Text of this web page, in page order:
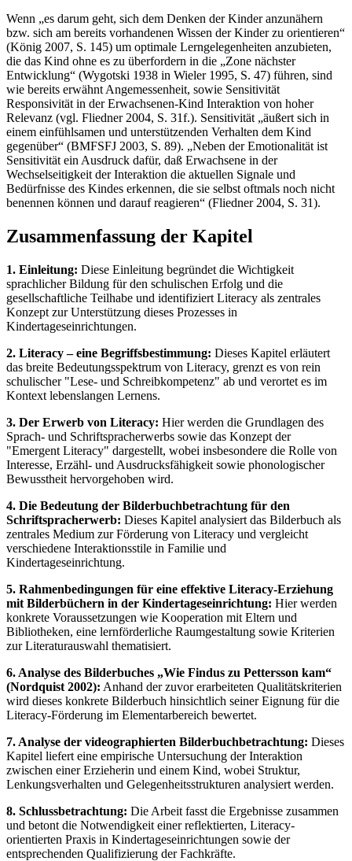
Wenn „es darum geht, sich dem Denken der Kinder anzunähern
bzw. sich am bereits vorhandenen Wissen der Kinder zu orientieren“
(König 2007, S. 145) um optimale Lerngelegenheiten anzubieten,
die das Kind ohne es zu überfordern in die „Zone nächster
Entwicklung“ (Wygotski 1938 in Wieler 1995, S. 47) führen, sind
wie bereits erwähnt Angemessenheit, sowie Sensitivität
Responsivität in der Erwachsenen-Kind Interaktion von hoher
Relevanz (vgl. Fliedner 2004, S. 31f.). Sensitivität „äußert sich in
einem einfühlsamen und unterstützenden Verhalten dem Kind
gegenüber“ (BMFSFJ 2003, S. 89). „Neben der Emotionalität ist
Sensitivität ein Ausdruck dafür, daß Erwachsene in der
Wechselseitigkeit der Interaktion die aktuellen Signale und
Bedürfnisse des Kindes erkennen, die sie selbst oftmals noch nicht
benennen können und darauf reagieren“ (Fliedner 2004, S. 31).
Zusammenfassung der Kapitel
1. Einleitung: Diese Einleitung begründet die Wichtigkeit
sprachlicher Bildung für den schulischen Erfolg und die
gesellschaftliche Teilhabe und identifiziert Literacy als zentrales
Konzept zur Unterstützung dieses Prozesses in
Kindertageseinrichtungen.
2. Literacy – eine Begriffsbestimmung: Dieses Kapitel erläutert
das breite Bedeutungsspektrum von Literacy, grenzt es von rein
schulischer "Lese- und Schreibkompetenz" ab und verortet es im
Kontext lebenslangen Lernens.
3. Der Erwerb von Literacy: Hier werden die Grundlagen des
Sprach- und Schriftspracherwerbs sowie das Konzept der
"Emergent Literacy" dargestellt, wobei insbesondere die Rolle von
Interesse, Erzähl- und Ausdrucksfähigkeit sowie phonologischer
Bewusstheit hervorgehoben wird.
4. Die Bedeutung der Bilderbuchbetrachtung für den
Schriftspracherwerb: Dieses Kapitel analysiert das Bilderbuch als
zentrales Medium zur Förderung von Literacy und vergleicht
verschiedene Interaktionsstile in Familie und
Kindertageseinrichtung.
5. Rahmenbedingungen für eine effektive Literacy-Erziehung
mit Bilderbüchern in der Kindertageseinrichtung: Hier werden
konkrete Voraussetzungen wie Kooperation mit Eltern und
Bibliotheken, eine lernförderliche Raumgestaltung sowie Kriterien
zur Literaturauswahl thematisiert.
6. Analyse des Bilderbuches „Wie Findus zu Pettersson kam“
(Nordquist 2002): Anhand der zuvor erarbeiteten Qualitätskriterien
wird dieses konkrete Bilderbuch hinsichtlich seiner Eignung für die
Literacy-Förderung im Elementarbereich bewertet.
7. Analyse der videographierten Bilderbuchbetrachtung: Dieses
Kapitel liefert eine empirische Untersuchung der Interaktion
zwischen einer Erzieherin und einem Kind, wobei Struktur,
Lenkungsverhalten und Gelegenheitsstrukturen analysiert werden.
8. Schlussbetrachtung: Die Arbeit fasst die Ergebnisse zusammen
und betont die Notwendigkeit einer reflektierten, Literacy-
orientierten Praxis in Kindertageseinrichtungen sowie der
entsprechenden Qualifizierung der Fachkräfte.